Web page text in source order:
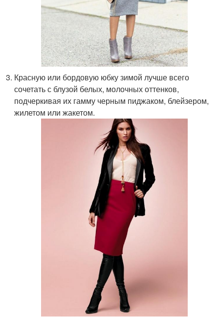
Красную или бордовую юбку зимой лучше всего
сочетать с блузой белых, молочных оттенков,
подчеркивая их гамму черным пиджаком, блейзером,
жилетом или жакетом.